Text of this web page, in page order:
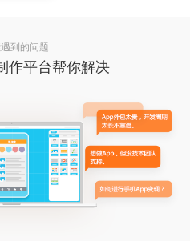
到的问题
作平台帮你解决